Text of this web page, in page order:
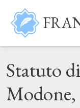
Aller au contenu
Statuto